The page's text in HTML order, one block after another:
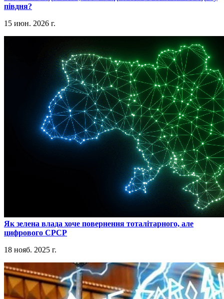
півдня?
15 июн. 2026 г.
​Як зелена влада хоче повернення тоталітарного, але
цифрового СРСР
18 нояб. 2025 г.